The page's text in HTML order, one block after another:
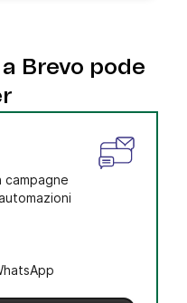
Brevo pode
campagne